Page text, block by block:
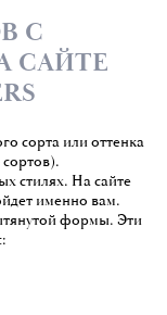
С
САЙТЕ
сорта или оттенка
стилях. На сайте
именно вам.
формы. Эти